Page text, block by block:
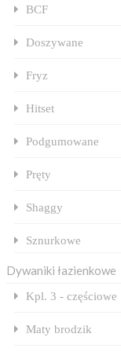
BCF
Doszywane
Fryz
Hitset
Podgumowane
Pręty
Shaggy
Sznurkowe
Dywaniki łazienkowe
Kpl. 3 - częściowe
Maty brodzik